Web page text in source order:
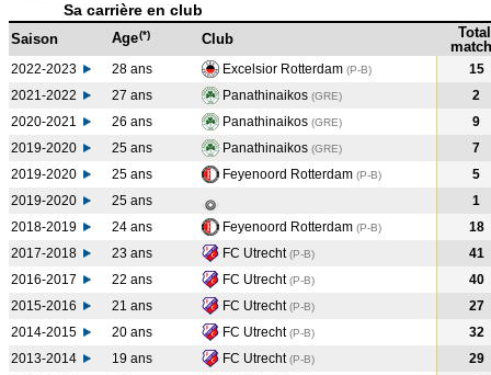
Sa carrière en club
Saison Age(*) Club
Total
2022-2023 28 ans Excelsior Rotterdam (P-B)
15
2021-2022
27 ans Panathinaikos (GRE)
2
2020-2021
26 ans Panathinaikos (GRE)
9
2019-2020
25 ans Panathinaikos (GRE)
7
2019-2020
25 ans Feyenoord Rotterdam (P-B)
5
2019-2020
25 ans
1
2018-2019
24 ans Feyenoord Rotterdam (P-B)
18
2017-2018
23 ans FC Utrecht(P-B)
41
2016-2017
22 ans FC Utrecht(P-B)
40
2015-2016
21 ans FC Utrecht(P-B)
27
2014-2015
20 ans FC Utrecht(P-B)
32
2013-2014
19 ans FC Utrecht(P-B)
29